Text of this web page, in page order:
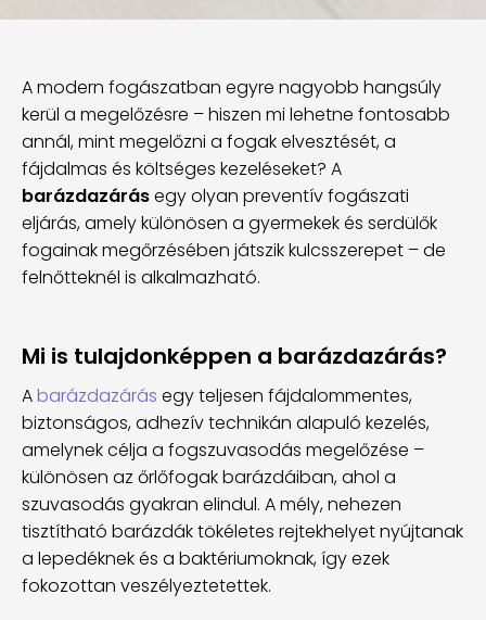
A modern fogászatban egyre nagyobb hangsúly
kerül a megelőzésre – hiszen mi lehetne fontosabb
annál, mint megelőzni a fogak elvesztését, a
fájdalmas és költséges kezeléseket? A
barázdazárásegy olyan preventív fogászati
eljárás, amely különösen a gyermekek és serdülők
fogainak megőrzésében játszik kulcsszerepet – de
felnőtteknél is alkalmazható.
Mi is tulajdonképpen a barázdazárás?
Abarázdazárás egy teljesen fájdalommentes,
biztonságos, adhezív technikán alapuló kezelés,
amelynek célja a fogszuvasodás megelőzése –
különösen az őrlőfogak barázdáiban, ahol a
szuvasodás gyakran elindul. A mély, nehezen
tisztítható barázdák tökéletes rejtekhelyet nyújtanak
a lepedéknek és a baktériumoknak, így ezek
fokozottan veszélyeztetettek.